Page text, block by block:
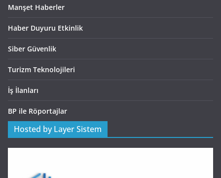
Manşet Haberler
Haber Duyuru Etkinlik
Siber Güvenlik
Turizm Teknolojileri
İş İlanları
BP ile Röportajlar
Hosted by Layer Sistem